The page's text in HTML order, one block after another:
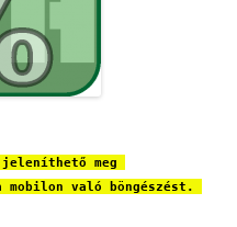
jeleníthető meg
mobilon való böngészést.